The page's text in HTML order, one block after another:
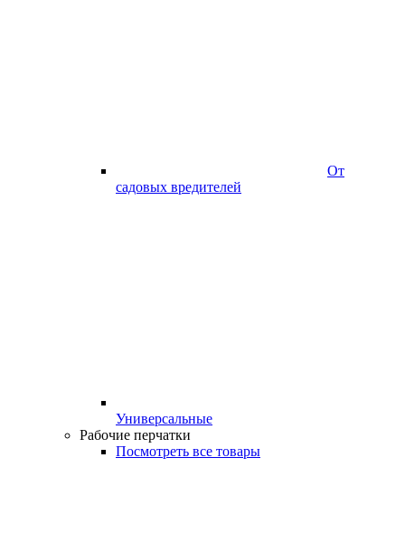
От
садовых вредителей
Универсальные
Рабочие перчатки
Посмотреть все товары